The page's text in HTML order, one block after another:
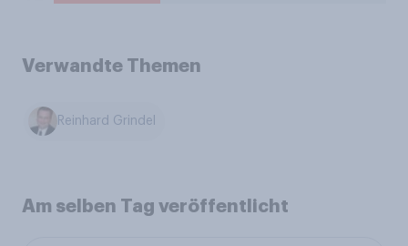
Verwandte Themen
Reinhard Grindel
Am selben Tag veröffentlicht